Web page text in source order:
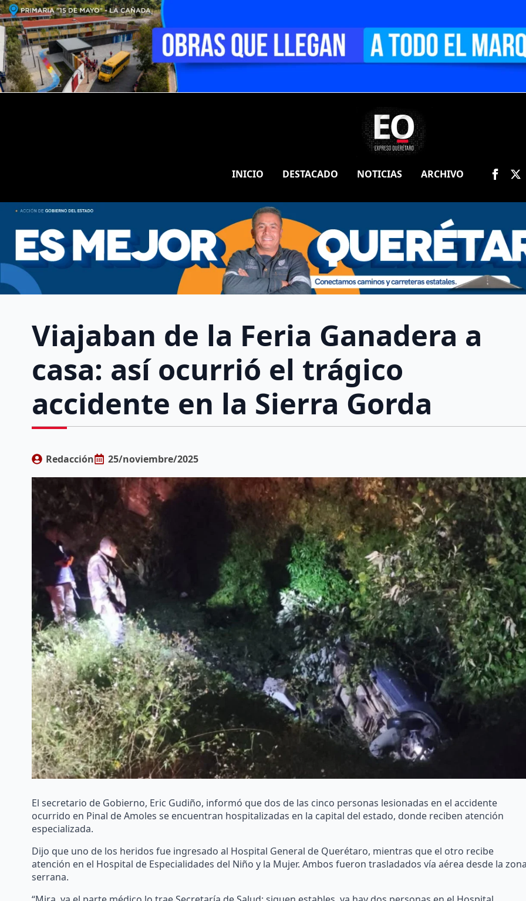
INICIO DESTACADO NOTICIAS ARCHIVO
Viajaban de la Feria Ganadera a
casa: así ocurrió el trágico
accidente en la Sierra Gorda
Redacción 25/noviembre/2025
El secretario de Gobierno, Eric Gudiño, informó que dos de las cinco personas lesionadas en el accidente
ocurrido en Pinal de Amoles se encuentran hospitalizadas en la capital del estado, donde reciben atención
especializada.
Dijo que uno de los heridos fue ingresado al Hospital General de Querétaro, mientras que el otro recibe
atención en el Hospital de Especialidades del Niño y la Mujer. Ambos fueron trasladados vía aérea desde la
serrana.